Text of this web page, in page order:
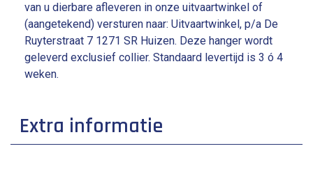
van u dierbare afleveren in onze uitvaartwinkel of
(aangetekend) versturen naar: Uitvaartwinkel, p/a De
Ruyterstraat 7 1271 SR Huizen. Deze hanger wordt
geleverd exclusief collier. Standaard levertijd is 3 ó 4
weken.
Extra informatie